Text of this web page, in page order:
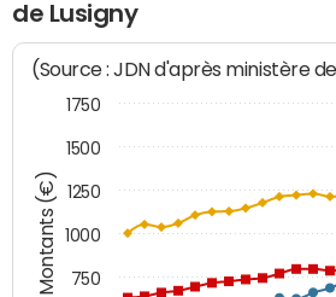
de Lusigny
Montants (€)
(Source : JDN d'après ministère
750
1000
1250
1500
1750